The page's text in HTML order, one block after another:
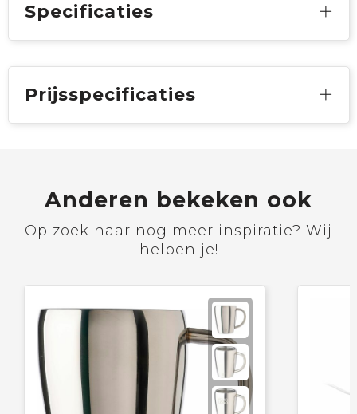
Specificaties
Prijsspecificaties
Anderen bekeken ook
Op zoek naar nog meer inspiratie? Wij
helpen je!